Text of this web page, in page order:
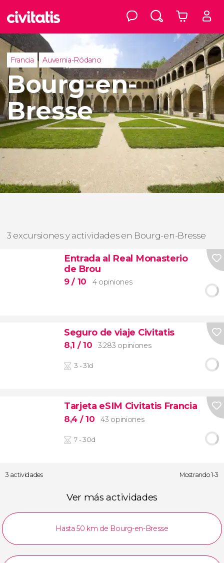
Francia Auvernia-Ródano
Bourg-en-
Bresse
3 excursiones y actividades en Bourg-en-Bresse
Entrada al Real Monasterio
de Brou
9/ 10 4 opiniones
Seguro de viaje Civitatis
8,1 / 10 3.283 opiniones
3 - 31d
Tarjeta eSIM Civitatis Francia
8,4 / 10 43 opiniones
7 - 30d
3 actividades Mostrando 1-3
Ver más actividades
Hasta 50 km de Bourg-en-Bresse